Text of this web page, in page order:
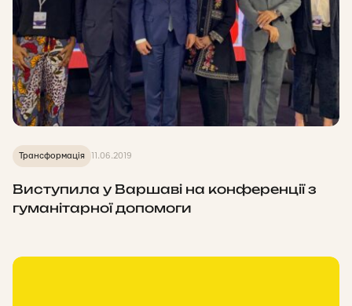
Трансформація 11.06.2019
Виступила у Варшаві на конференції з
гуманітарної допомоги